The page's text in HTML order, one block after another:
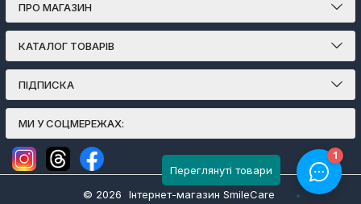
Переглянуті товари
ПРО МАГАЗИН
КАТАЛОГ ТОВАРІВ
ПІДПИСКА
МИ У СОЦМЕРЕЖАХ:
© 2026 Інтернет-магазин SmileCare